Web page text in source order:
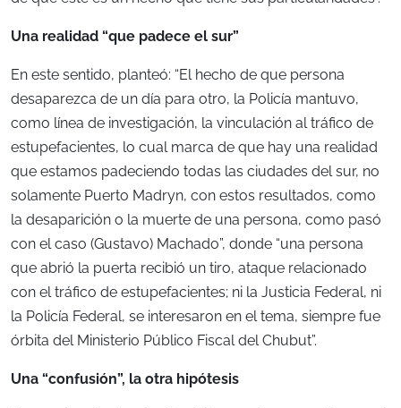
Una realidad “que padece el sur”
En este sentido, planteó: “El hecho de que persona
desaparezca de un día para otro, la Policía mantuvo,
como línea de investigación, la vinculación al tráfico de
estupefacientes, lo cual marca de que hay una realidad
que estamos padeciendo todas las ciudades del sur, no
solamente Puerto Madryn, con estos resultados, como
la desaparición o la muerte de una persona, como pasó
con el caso (Gustavo) Machado”, donde “una persona
que abrió la puerta recibió un tiro, ataque relacionado
con el tráfico de estupefacientes; ni la Justicia Federal, ni
la Policía Federal, se interesaron en el tema, siempre fue
órbita del Ministerio Público Fiscal del Chubut”.
Una “confusión”, la otra hipótesis